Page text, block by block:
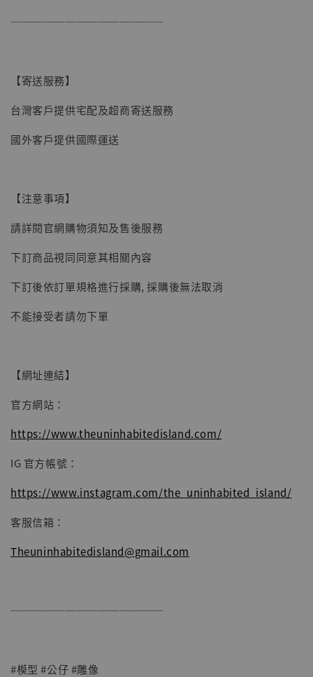
子彈飛 鵝城縣長 張麻子 [BK01]
NT$ 4,980
──────────────
【寄送服務】
台灣客戶提供宅配及超商寄送服務
國外客戶提供國際運送
【注意事項】
請詳閱官網購物須知及售後服務
下訂商品視同同意其相關內容
下訂後依訂單規格進行採購, 採購後無法取消
不能接受者請勿下單
【網址連結】
官方網站：
https://www.theuninhabitedisland.com/
IG 官方帳號：
https://www.instagram.com/the_uninhabited_island/
客服信箱：
Theuninhabitedisland@gmail.com
──────────────
#模型 #公仔 #雕像